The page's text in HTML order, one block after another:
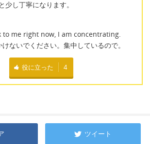
少し丁寧になります。
to me right now, I am concentrating.
ないでください。集中しているので。
役に立った 4
ツイート